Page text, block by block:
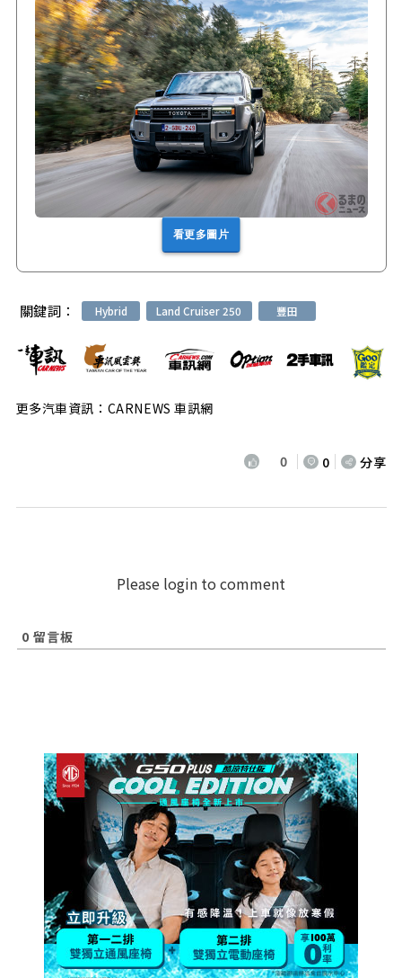
看更多圖片
關鍵詞： Hybrid Land Cruiser 250 豐田
更多汽車資訊：CARNEWS 車訊網
0 0 分享
Please login to comment
0 留言板